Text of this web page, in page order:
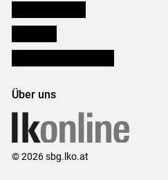
Über uns
© 2026 sbg.lko.at